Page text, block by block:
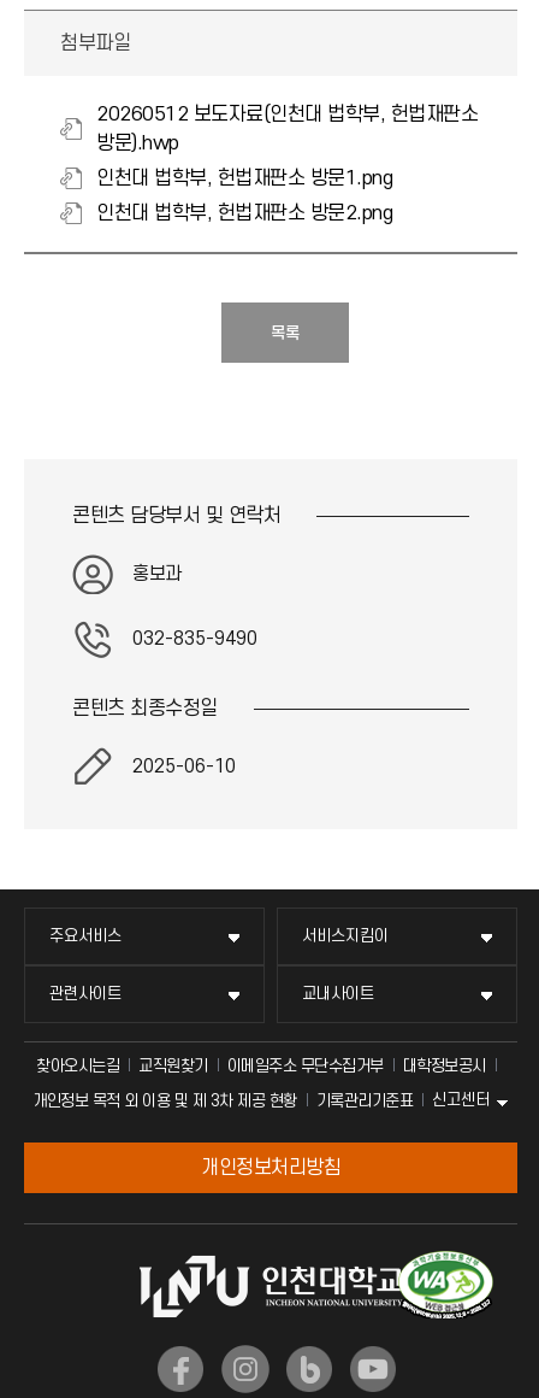
첨부파일
20260512 보도자료(인천대 법학부, 헌법재판소
방문).hwp
인천대 법학부, 헌법재판소 방문1.png
인천대 법학부, 헌법재판소 방문2.png
목록
콘텐츠 담당부서 및 연락처
홍보과
032-835-9490
콘텐츠 최종수정일
2025-06-10
주요서비스 서비스지킴이
관련사이트 교내사이트
찾아오시는길 교직원찾기 이메일주소 무단수집거부
대학정보공시
개인정보 목적 외 이용 및 제 3차 제공 현황
기록관리기준표 신고센터
개인정보처리방침